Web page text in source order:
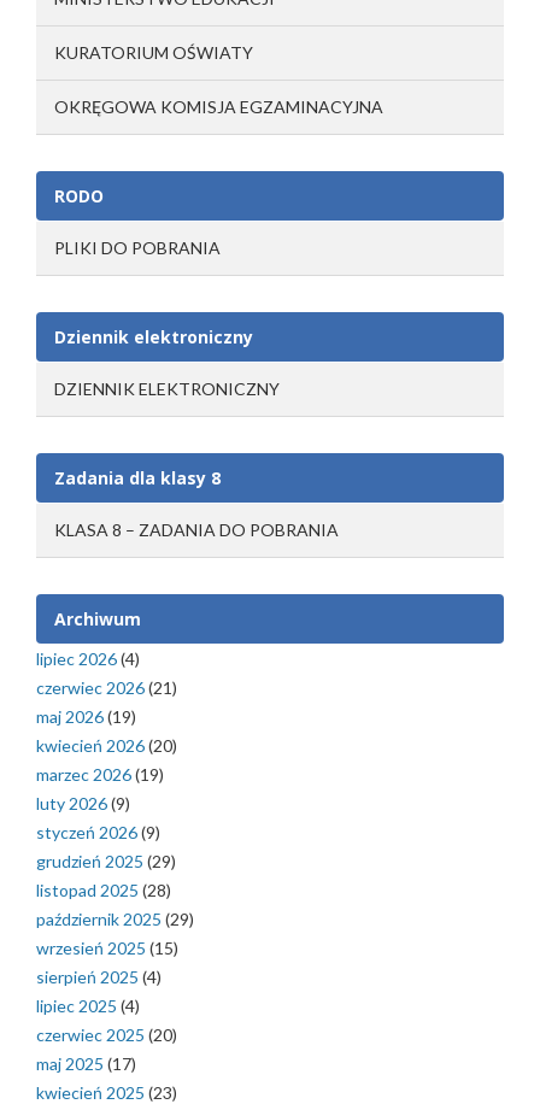
KURATORIUM OŚWIATY
OKRĘGOWA KOMISJA EGZAMINACYJNA
RODO
PLIKI DO POBRANIA
Dziennik elektroniczny
DZIENNIK ELEKTRONICZNY
Zadania dla klasy 8
KLASA 8 – ZADANIA DO POBRANIA
Archiwum
lipiec 2026(4)
czerwiec 2026(21)
maj 2026(19)
kwiecień 2026(20)
marzec 2026(19)
luty 2026(9)
styczeń 2026(9)
grudzień 2025 (29)
listopad 2025 (28)
październik 2025 (29)
wrzesień 2025 (15)
sierpień 2025 (4)
lipiec 2025 (4)
czerwiec 2025 (20)
maj 2025 (17)
kwiecień 2025 (23)